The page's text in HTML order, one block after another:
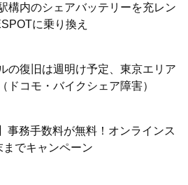
構内のシェアバッテリーを充レン
に乗り換え
の復旧は週明け予定、東京エリア
ドコモ・バイクシェア障害）
事務手数料が無料！オンラインス
までキャンペーン